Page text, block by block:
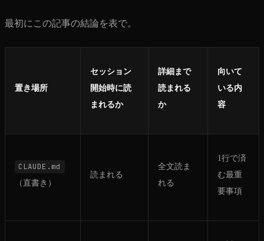
最初にこの記事の結論を表で。
置き場所
セッション
開始時に読
まれるか
詳細まで
読まれる
か
向いて
いる内
容
CLAUDE.md
（直書き）
読まれる
全文読ま
れる
1行で済
む最重
要事項